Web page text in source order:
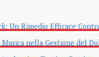
Un Rimedio Efficace
nella Gestione del